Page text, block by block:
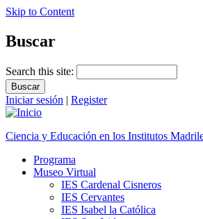
Skip to Content
Buscar
Search this site:
Iniciar sesión | Register
Ciencia y Educación en los Institutos
Programa
Museo Virtual
IES Cardenal Cisneros
IES Cervantes
IES Isabel la Católica